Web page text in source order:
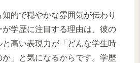
的で穏やかな雰囲気が伝わり
が学歴に注目する理由は、彼の
高い表現力が「どんな学生時
」と気になるからです。学歴